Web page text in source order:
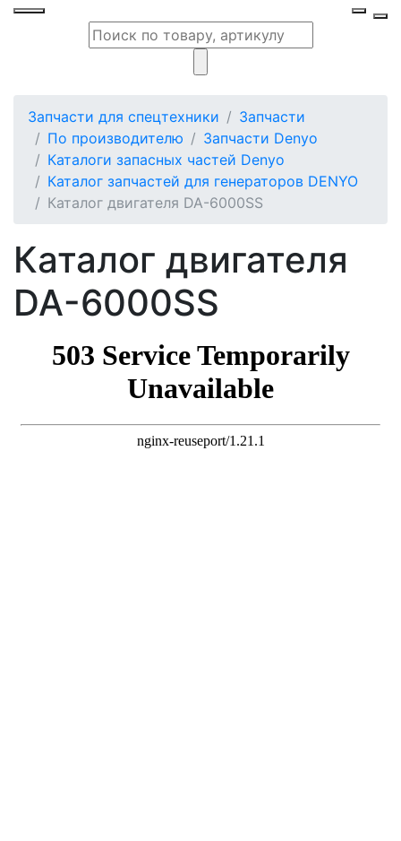
Запчасти для спецтехники
Запчасти
По производителю
Запчасти Denyo
Каталоги запасных частей Denyo
Каталог запчастей для генераторов DENYO
Каталог двигателя DA-6000SS
Каталог двигателя
DA-6000SS